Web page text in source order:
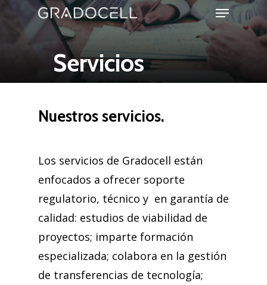
Menu
Servicios
Nuestros servicios.
Los servicios de Gradocell están
enfocados a ofrecer soporte
regulatorio, técnico y en garantía de
calidad: estudios de viabilidad de
proyectos; imparte formación
especializada; colabora en la gestión
de transferencias de tecnología;
Close